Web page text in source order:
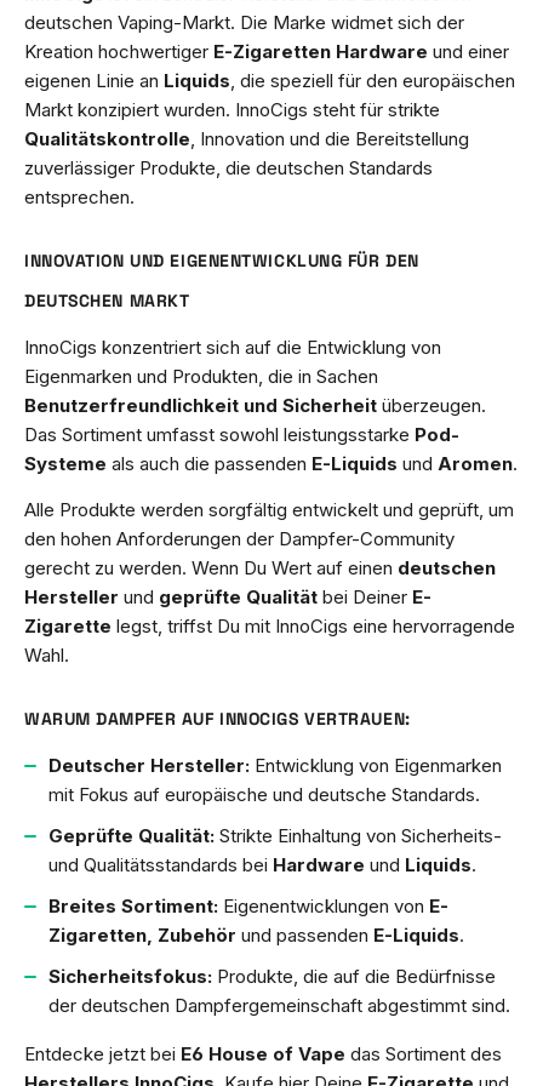
deutschen Vaping-Markt. Die Marke widmet sich der
Kreation hochwertiger E-Zigaretten Hardware und einer
eigenen Linie an Liquids , die speziell für den europäischen
Markt konzipiert wurden. InnoCigs steht für strikte
Qualitätskontrolle , Innovation und die Bereitstellung
zuverlässiger Produkte, die deutschen Standards
entsprechen.
INNOVATION UND EIGENENTWICKLUNG FÜR DEN
DEUTSCHEN MARKT
InnoCigs konzentriert sich auf die Entwicklung von
Eigenmarken und Produkten, die in Sachen
Benutzerfreundlichkeit und Sicherheit überzeugen.
Das Sortiment umfasst sowohl leistungsstarke Pod-
Systeme als auch die passenden E-Liquids und Aromen.
Alle Produkte werden sorgfältig entwickelt und geprüft, um
den hohen Anforderungen der Dampfer-Community
gerecht zu werden. Wenn Du Wert auf einen deutschen
Hersteller und geprüfte Qualität bei Deiner E-
Zigarette legst, triffst Du mit InnoCigs eine hervorragende
Wahl.
WARUM DAMPFER AUF INNOCIGS VERTRAUEN:
Deutscher Hersteller: Entwicklung von Eigenmarken
mit Fokus auf europäische und deutsche Standards.
Geprüfte Qualität: Strikte Einhaltung von Sicherheits-
und Qualitätsstandards bei Hardware und Liquids.
Breites Sortiment: Eigenentwicklungen von E-
Zigaretten, Zubehör und passenden E-Liquids.
Sicherheitsfokus: Produkte, die auf die Bedürfnisse
der deutschen Dampfergemeinschaft abgestimmt sind.
Entdecke jetzt bei E6 House of Vape das Sortiment des